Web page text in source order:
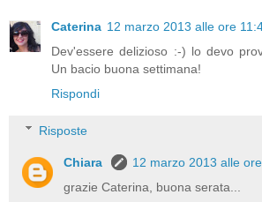
Caterina 12 marzo 2013 alle ore
Dev'essere delizioso :-) lo devo
Un bacio buona settimana!
Rispondi
Risposte
Chiara
12 marzo 2013 alle
grazie Caterina, buona serata...